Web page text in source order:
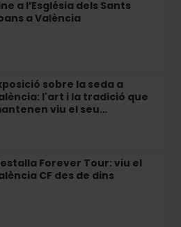
a l’Església dels Sants
a València
sobre la seda a
l'art i la tradició que
viu el seu…
Forever Tour: viu el
CF des de dins